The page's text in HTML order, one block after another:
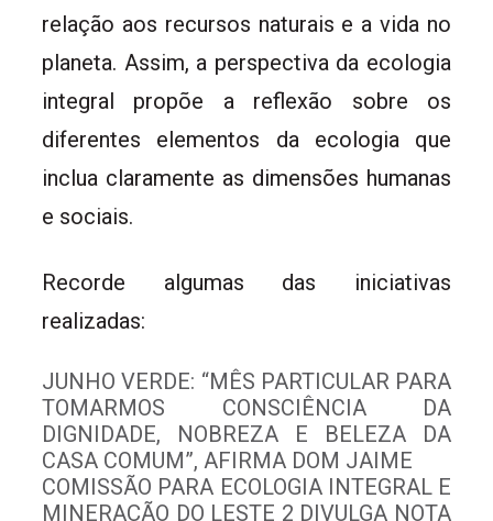
relação aos recursos naturais e a vida no
planeta. Assim, a perspectiva da ecologia
integral propõe a reflexão sobre os
diferentes elementos da ecologia que
inclua claramente as dimensões humanas
e sociais.
Recorde algumas das iniciativas
realizadas:
JUNHO VERDE: “MÊS PARTICULAR PARA
TOMARMOS CONSCIÊNCIA DA
DIGNIDADE, NOBREZA E BELEZA DA
CASA COMUM”, AFIRMA DOM JAIME
COMISSÃO PARA ECOLOGIA INTEGRAL E
MINERAÇÃO DO LESTE 2 DIVULGA NOTA